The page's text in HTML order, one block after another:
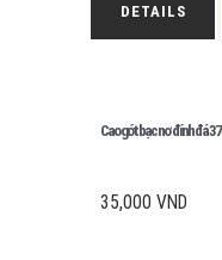
DETAILS
Cao gót bạc nơ đính đá 37
35,000 VND